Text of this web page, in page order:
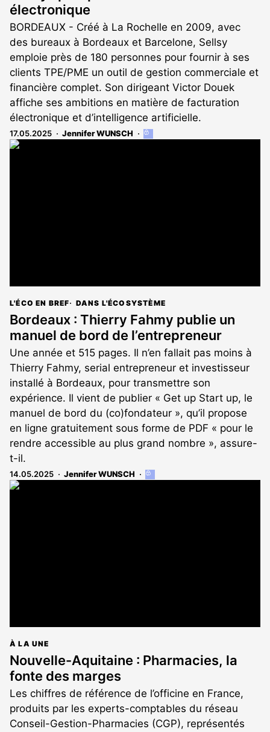
électronique
BORDEAUX - Créé à La Rochelle en 2009, avec
des bureaux à Bordeaux et Barcelone, Sellsy
emploie près de 180 personnes pour fournir à ses
clients TPE/PME un outil de gestion commerciale et
financière complet. Son dirigeant Victor Douek
affiche ses ambitions en matière de facturation
électronique et d’intelligence artificielle.
17.05.2025 Jennifer WUNSCH
Cet
L'ÉCO EN BREF DANS L'ÉCOSYSTÈME
Bordeaux : Thierry Fahmy publie un
manuel de bord de l’entrepreneur
Une année et 515 pages. Il n’en fallait pas moins à
Thierry Fahmy, serial entrepreneur et investisseur
installé à Bordeaux, pour transmettre son
expérience. Il vient de publier « Get up Start up, le
manuel de bord du (co)fondateur », qu’il propose
en ligne gratuitement sous forme de PDF « pour le
rendre accessible au plus grand nombre », assure-
t-il.
14.05.2025 Jennifer WUNSCH
Cet
À LA UNE
Nouvelle-Aquitaine : Pharmacies, la
fonte des marges
Les chiffres de référence de l’officine en France,
produits par les experts-comptables du réseau
Conseil-Gestion-Pharmacies (CGP), représentés